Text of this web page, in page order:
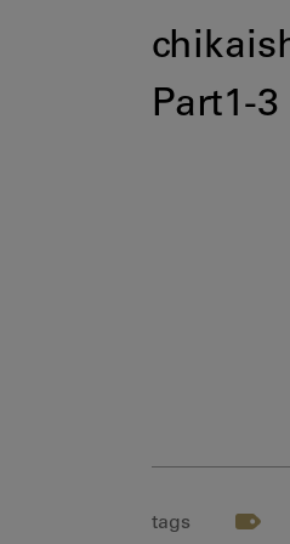
Part1-3
tags